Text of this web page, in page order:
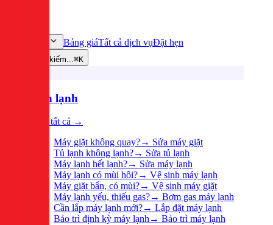
Bảng giáTất cả dịch vụĐặt hẹn
Tìm kiếm...⌘K
Điện lạnh
Xem tất cả →
Máy giặt không quay?→ Sửa máy giặt
Tủ lạnh không lạnh?→ Sửa tủ lạnh
Máy lạnh hết lạnh?→ Sửa máy lạnh
Máy lạnh có mùi hôi?→ Vệ sinh máy lạnh
Máy giặt bẩn, có mùi?→ Vệ sinh máy giặt
Máy lạnh yếu, thiếu gas?→ Bơm gas máy lạnh
Cần lắp máy lạnh mới?→ Lắp đặt máy lạnh
Bảo trì định kỳ máy lạnh→ Bảo trì máy lạnh